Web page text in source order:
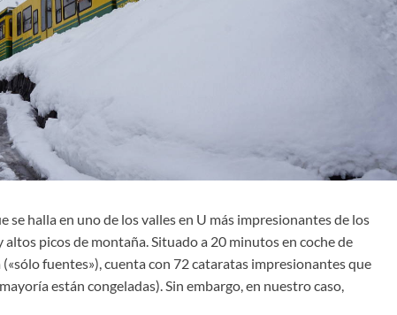
halla en uno de los valles en U más impresionantes de los
picos de montaña. Situado a 20 minutos en coche de
fuentes»), cuenta con 72 cataratas impresionantes que
están congeladas). Sin embargo, en nuestro caso,